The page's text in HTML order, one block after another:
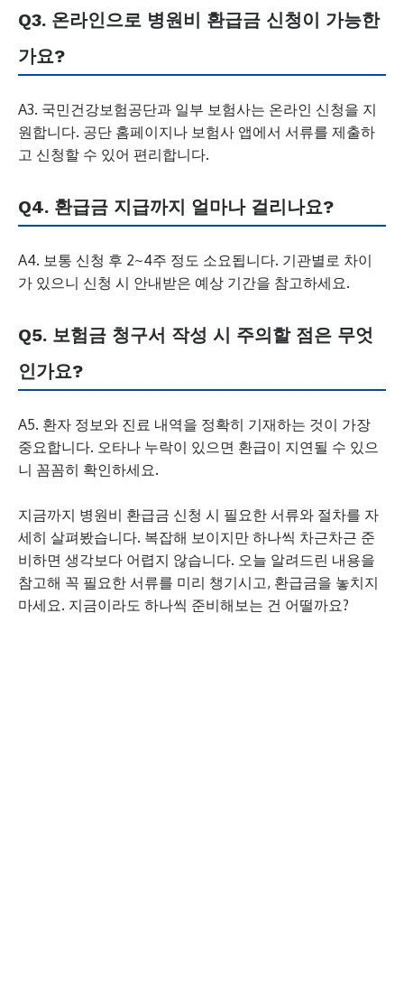
Q3. 온라인으로 병원비 환급금 신청이 가능한
가요?
A3. 국민건강보험공단과 일부 보험사는 온라인 신청을 지
원합니다. 공단 홈페이지나 보험사 앱에서 서류를 제출하
고 신청할 수 있어 편리합니다.
Q4. 환급금 지급까지 얼마나 걸리나요?
A4. 보통 신청 후 2~4주 정도 소요됩니다. 기관별로 차이
가 있으니 신청 시 안내받은 예상 기간을 참고하세요.
Q5. 보험금 청구서 작성 시 주의할 점은 무엇
인가요?
A5. 환자 정보와 진료 내역을 정확히 기재하는 것이 가장
중요합니다. 오타나 누락이 있으면 환급이 지연될 수 있으
니 꼼꼼히 확인하세요.
지금까지 병원비 환급금 신청 시 필요한 서류와 절차를 자
세히 살펴봤습니다. 복잡해 보이지만 하나씩 차근차근 준
비하면 생각보다 어렵지 않습니다. 오늘 알려드린 내용을
참고해 꼭 필요한 서류를 미리 챙기시고, 환급금을 놓치지
마세요. 지금이라도 하나씩 준비해보는 건 어떨까요?